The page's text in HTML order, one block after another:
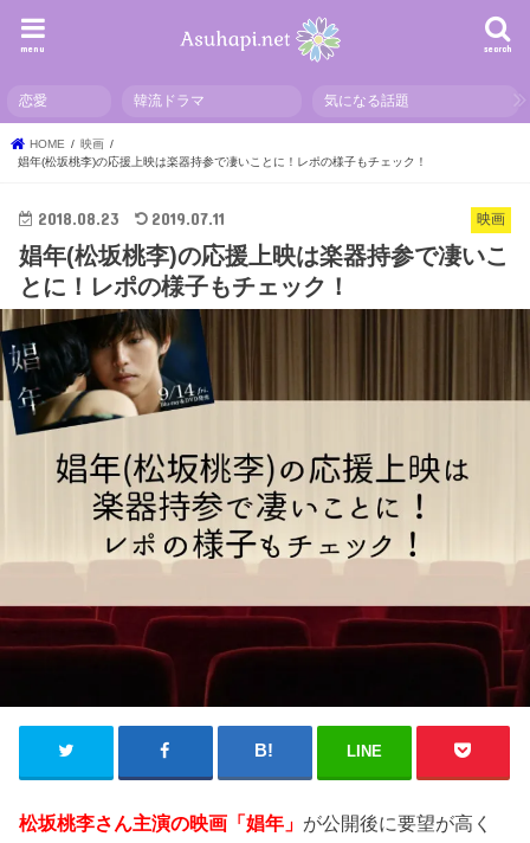
search
menu
恋愛 韓流ドラマ 気になる話題
HOME
映画
娼年(松坂桃李)の応援上映は楽器持参で凄いことに！レポの様子もチェック！
映画
2018.08.23 2019.07.11
娼年(松坂桃李)の応援上映は楽器持参で凄いこ
とに！レポの様子もチェック！
LINE
松坂桃李さん主演の映画「娼年」 が公開後に要望が高く